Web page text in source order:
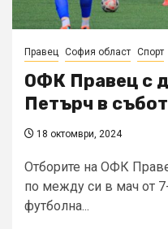
Правец София област Спорт
ОФК Правец с
Петърч в
18 октомври, 2024
Отборите на ОФК
по между си в мач от
футболна...